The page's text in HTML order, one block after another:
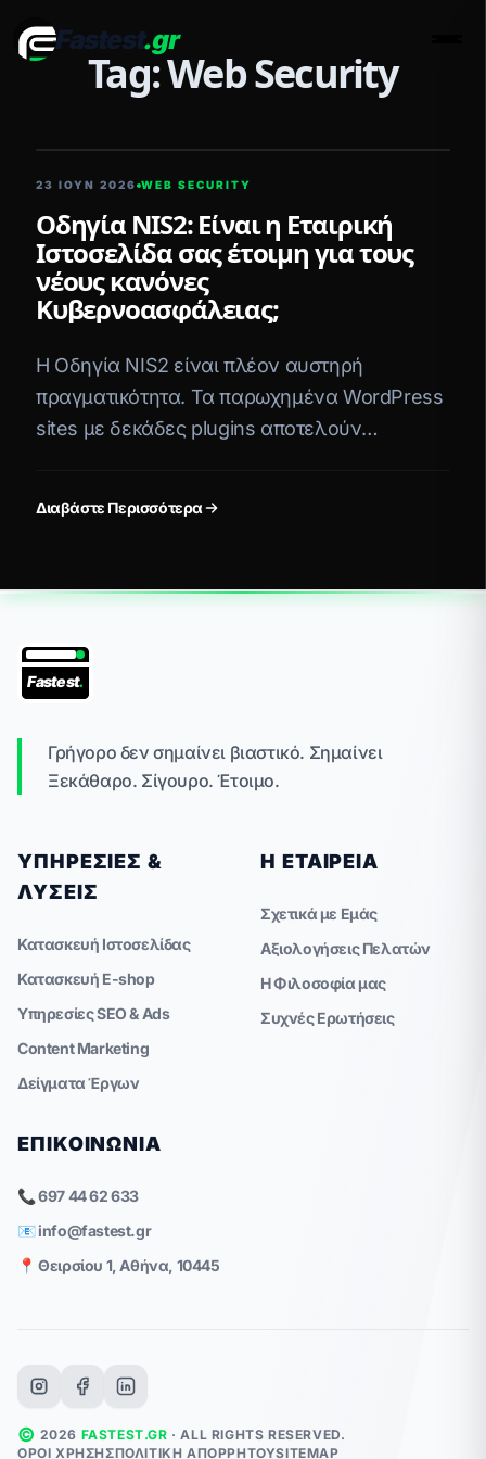
Fastest.gr
Tag: Web Security
23 ΙΟΥΝ 2026 WEB SECURITY
Οδηγία NIS2: Είναι η Εταιρική
Ιστοσελίδα σας έτοιμη για τους
νέους κανόνες
Κυβερνοασφάλειας;
Η Οδηγία NIS2 είναι πλέον αυστηρή
πραγματικότητα. Τα παρωχημένα WordPress
sites με δεκάδες plugins αποτελούν
δεδομένα.
Διαβάστε Περισσότερα
Fastest.
Γρήγορο δεν σημαίνει βιαστικό. Σημαίνει
Ξεκάθαρο. Σίγουρο. Έτοιμο.
ΥΠΗΡΕΣΊΕΣ &
ΛΎΣΕΙΣ
Κατασκευή Ιστοσελίδας
Κατασκευή E-shop
Υπηρεσίες SEO & Ads
Content Marketing
Δείγματα Έργων
Η ΕΤΑΙΡΕΊΑ
Σχετικά με Εμάς
Αξιολογήσεις Πελατών
Η Φιλοσοφία μας
Συχνές Ερωτήσεις
ΕΠΙΚΟΙΝΩΝΊΑ
📞 697 44 62 633
📧info@fastest.gr
📍 Θειρσίου 1, Αθήνα, 10445
© 2026 FASTEST.GR · ALL RIGHTS RESERVED.
ΌΡΟΙ ΧΡΉΣΗΣΠΟΛΙΤΙΚΉ ΑΠΟΡΡΉΤΟΥSITEMAP